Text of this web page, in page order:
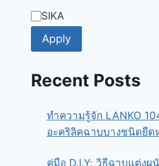
Category
SIKA
Apply
Recent Posts
ทำความรู้จัก LANKO
อะคริลิคฉาบบางชนิดยืด
คู่มือ D.I.Y: วิธีฉาบแต่งผ